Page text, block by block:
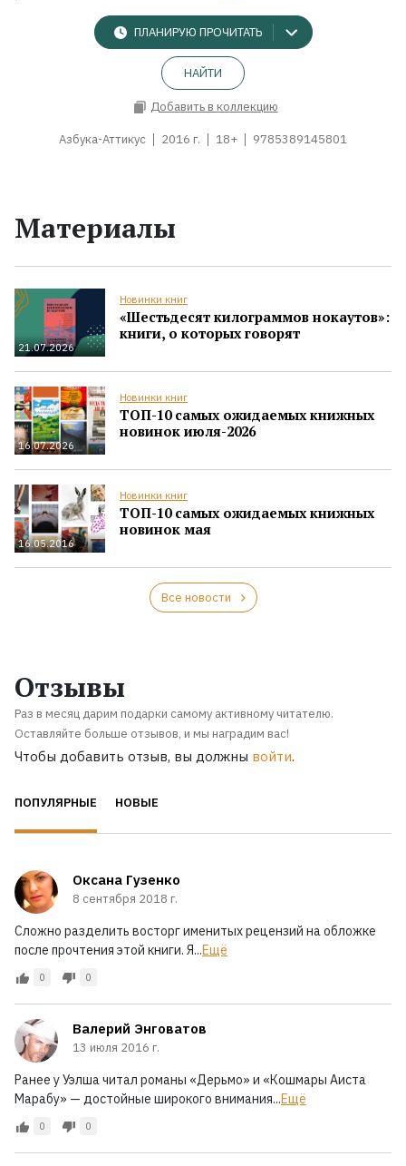
ПЛАНИРУЮ ПРОЧИТАТЬ
НАЙТИ
Добавить в коллекцию
Азбука-Аттикус 2016 г. 18+ 9785389145801
Материалы
21.07.2026
Новинки книг
«Шестьдесят килограммов нокаутов»:
книги, о которых говорят
16.07.2026
Новинки книг
ТОП-10 самых ожидаемых книжных
новинок июля-2026
16.05.2016
Новинки книг
ТОП-10 самых ожидаемых книжных
новинок мая
Все новости
Отзывы
Раз в месяц дарим подарки самому активному читателю.
Оставляйте больше отзывов, и мы наградим вас!
Чтобы добавить отзыв, вы должны войти.
ПОПУЛЯРНЫЕ НОВЫЕ
Оксана Гузенко
8 сентября 2018 г.
Сложно разделить восторг именитых рецензий на обложке
после прочтения этой книги. Я...Ещё
0 0
Валерий Энговатов
13 июля 2016 г.
Ранее у Уэлша читал романы «Дерьмо» и «Кошмары Аиста
Марабу» — достойные широкого внимания...Ещё
0 0